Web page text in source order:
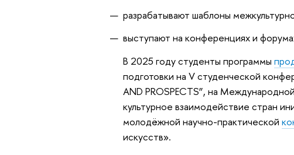
разрабатывают шаблоны
выступают на конференциях и
В 2025 году студенты программы
подготовки на V студенческой
AND PROSPECTS”, на
культурное взаимодействие стран
молодёжной научно-практической
искусств».